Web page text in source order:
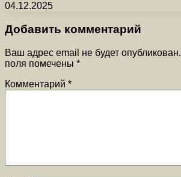
04.12.2025
Добавить комментарий
Ваш адрес email не будет опубликован.
поля помечены *
Комментарий *